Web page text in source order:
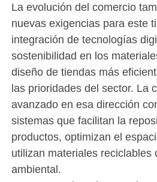
La evolución del comercio
nuevas exigencias para este
integración de tecnologías
sostenibilidad en los
diseño de tiendas más
las prioridades del sector. La
avanzado en esa dirección
sistemas que facilitan la
productos, optimizan el
utilizan materiales reciclables
ambiental.